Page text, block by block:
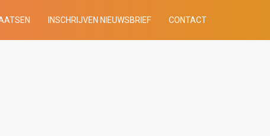
INSCHRIJVEN NIEUWSBRIEF CONTACT